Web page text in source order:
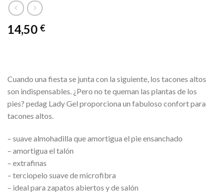
14,50 €
Cuando una fiesta se junta con la siguiente, los tacones altos
son indispensables. ¿Pero no te queman las plantas de los
pies? pedag Lady Gel proporciona un fabuloso confort para
tacones altos.
– suave almohadilla que amortigua el pie ensanchado
– amortigua el talón
– extrafinas
– terciopelo suave de microfibra
– ideal para zapatos abiertos y de salón